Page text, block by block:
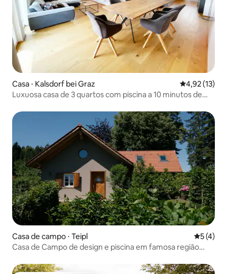
Casa ⋅ Kalsdorf bei Graz 4,92 de uma
4,92 (13)
Luxuosa casa de 3 quartos com piscina a 10 minutos de
Casa de campo ⋅ Teipl 5 de
5 (4)
Casa de Campo de design e piscina em famosa região